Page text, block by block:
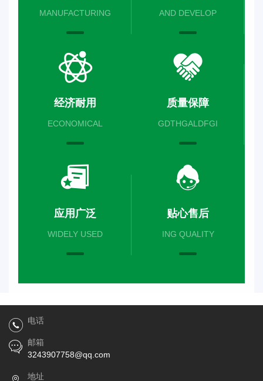
MANUFACTURING AND DEVELOP
经济耐用
ECONOMICAL
质量保障
GDTHGALDFGI
应用广泛
WIDELY USED
贴心售后
ING QUALITY
电话
邮箱
3243907758@qq.com
地址